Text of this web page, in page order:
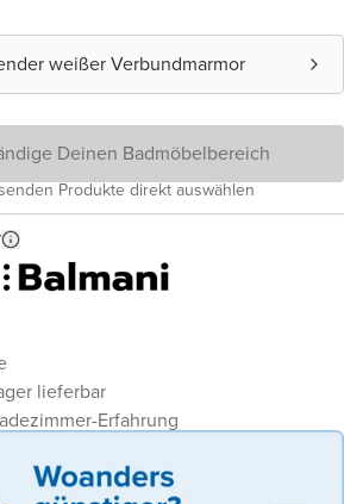
lieferbar
Erfahrung
weißer Verbundmarmor
Deinen Badmöbelbereich
Produkte direkt auswählen